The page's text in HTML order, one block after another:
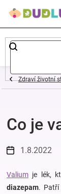
Dětské
a
oblečení
Pokojíček
a
Zdraví životní
Co je
1.8.2022
Valium je lék,
diazepam. Patří